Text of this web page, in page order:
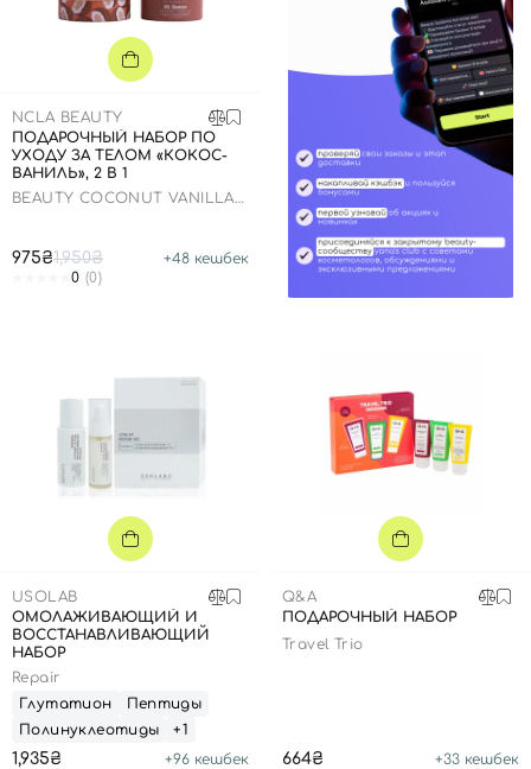
NCLA BEAUTY
ПОДАРОЧНЫЙ НАБОР ПО
УХОДУ ЗА ТЕЛОМ «КОКОС-
ВАНИЛЬ», 2 В 1
BEAUTY COCONUT VANILLA
975₴1,950₴ +48 кешбек
0 (0)
USOLAB
ОМОЛАЖИВАЮЩИЙ И
ВОССТАНАВЛИВАЮЩИЙ
НАБОР
Repair
Глутатион
Пептиды
Полинуклеотиды
+1
1,935₴ +96 кешбек
Q&A
ПОДАРОЧНЫЙ НАБОР
Travel Trio
664₴ +33 кешбек